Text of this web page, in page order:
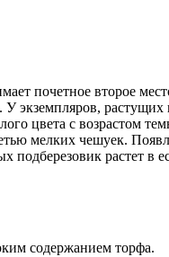
почетное второе
У экземпляров,
цвета с возрастом
мелких чешуек.
растет в
содержанием торфа.